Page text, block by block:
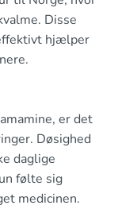
Disse
hjælper
er det
Døsighed
daglige
følte sig
medicinen.